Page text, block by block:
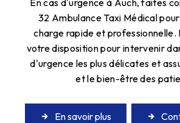
32 Ambulance Taxi Médical
charge rapide et professionnelle.
votre disposition pour intervenir
d'urgence les plus délicates et
et le bien-être des
En savoir plus